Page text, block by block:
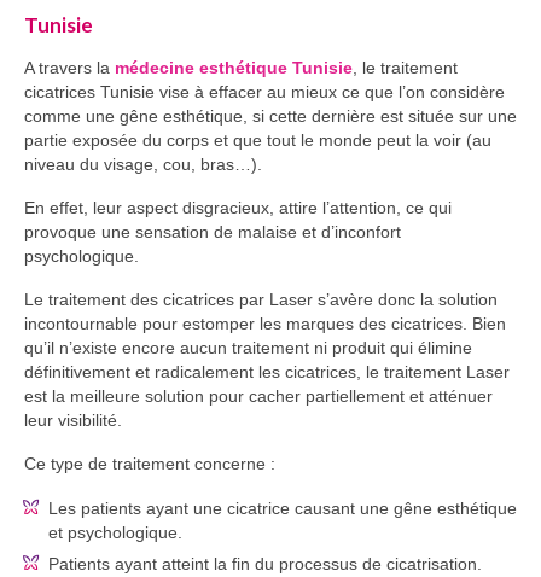
Tunisie
A travers la médecine esthétique Tunisie , le traitement
cicatrices Tunisie vise à effacer au mieux ce que l’on considère
comme une gêne esthétique, si cette dernière est située sur une
partie exposée du corps et que tout le monde peut la voir (au
niveau du visage, cou, bras…).
En effet, leur aspect disgracieux, attire l’attention, ce qui
provoque une sensation de malaise et d’inconfort
psychologique.
Le traitement des cicatrices par Laser s’avère donc la solution
incontournable pour estomper les marques des cicatrices. Bien
qu’il n’existe encore aucun traitement ni produit qui élimine
définitivement et radicalement les cicatrices, le traitement Laser
est la meilleure solution pour cacher partiellement et atténuer
leur visibilité.
Ce type de traitement concerne :
Les patients ayant une cicatrice causant une gêne esthétique
et psychologique.
Patients ayant atteint la fin du processus de cicatrisation.